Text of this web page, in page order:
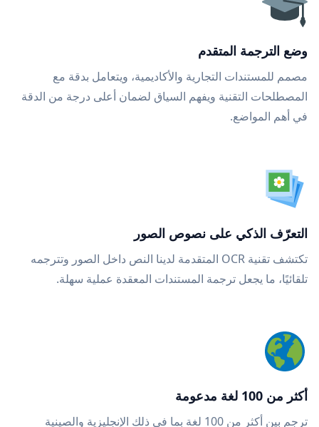
وضع الترجمة المتقدم
مصمم للمستندات التجارية والأكاديمية، ويتعامل بدقة مع
المصطلحات التقنية ويفهم السياق لضمان أعلى درجة من الدقة
في أهم المواضع.
التعرّف الذكي على نصوص الصور
تكتشف تقنية OCR المتقدمة لدينا النص داخل الصور وتترجمه
تلقائيًا، ما يجعل ترجمة المستندات المعقدة عملية سهلة.
أكثر من 100 لغة مدعومة
ترجم بين أكثر من 100 لغة بما في ذلك الإنجليزية والصينية